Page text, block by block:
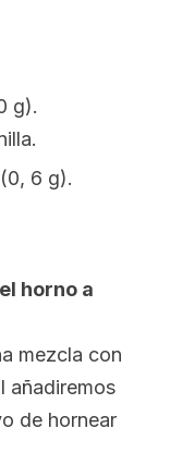
g).
6 g).
horno a
mezcla con
añadiremos
de hornear